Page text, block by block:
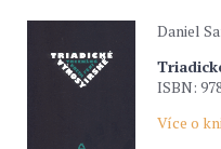
Daniel
ISBN:
Více o